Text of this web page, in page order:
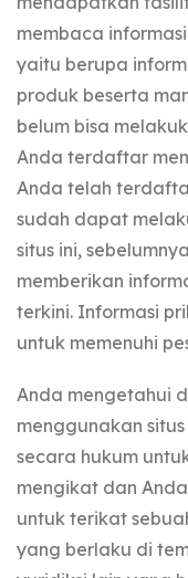
membaca
yaitu berupa
produk beserta
belum bisa
Anda terdaftar
Anda telah
sudah dapat
situs ini,
memberikan
terkini. Informasi
untuk memenuhi
Anda mengetahui
menggunakan
secara hukum
mengikat dan
untuk terikat
yang berlaku di